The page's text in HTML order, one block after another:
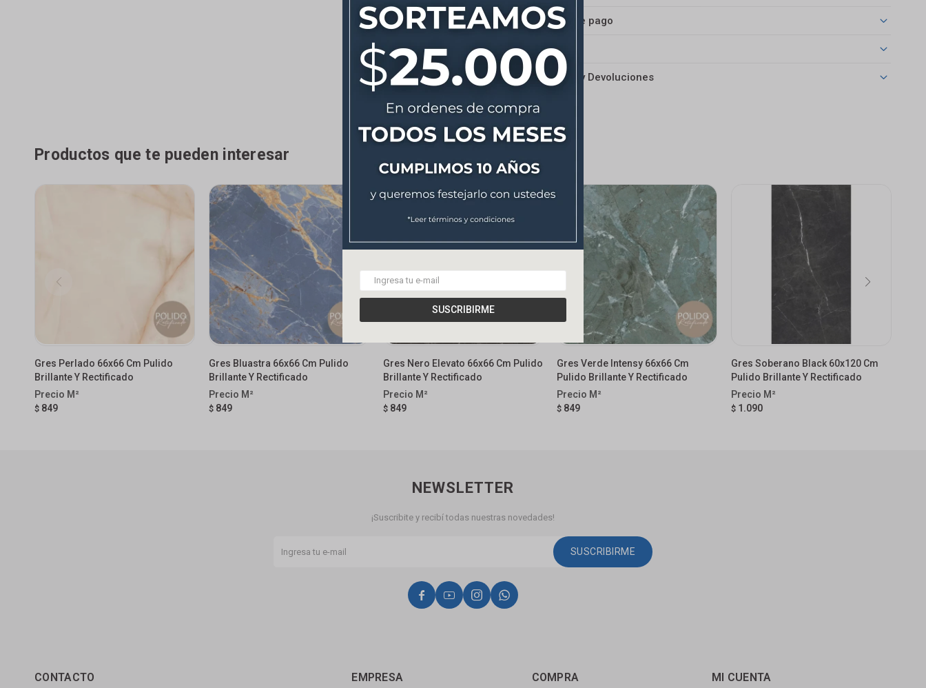
SUSCRIBIRME
Medios de pago
Envíos
Cambios y Devoluciones
Productos que te pueden interesar
Gres Perlado 66x66 Cm Pulido
Brillante Y Rectificado
$ 849
Gres Bluastra 66x66 Cm Pulido
Brillante Y Rectificado
$ 849
Gres Nero Elevato 66x66 Cm Pulido
Brillante Y Rectificado
$ 849
Gres Verde Intensy 66x66 Cm
Pulido Brillante Y Rectificado
$ 849
Gres Soberano Black 60x120 Cm
Pulido Brillante Y Rectificado
$ 1.090
CONTACTO EMPRESA COMPRA MI CUENTA
NEWSLETTER
¡Suscribite y recibí todas nuestras novedades!
SUSCRIBIRME
   